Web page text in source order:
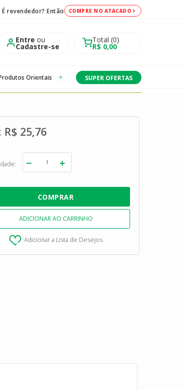
É revendedor? Então COMPRE NO ATACADO
Entre ou
Cadastre-se
Total 0
R$ 0,00
Orientais SUPER OFERTAS
R$ 25,76
Adicionar a Lista de Desejos